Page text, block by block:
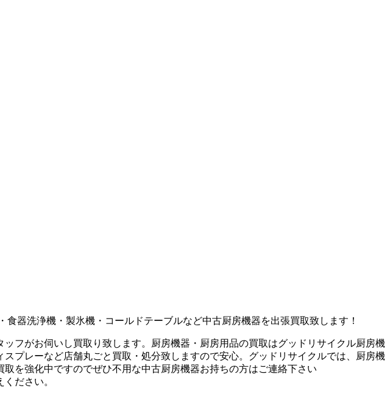
器洗浄機・製氷機・コールドテーブルなど中古厨房機器を出張買取致します！
フがお伺いし買取り致します。厨房機器・厨房用品の買取はグッドリサイクル厨房機
プレーなど店舗丸ごと買取・処分致しますので安心。グッドリサイクルでは、厨房機
を強化中ですのでぜひ不用な中古厨房機器お持ちの方はご連絡下さい
ださい。